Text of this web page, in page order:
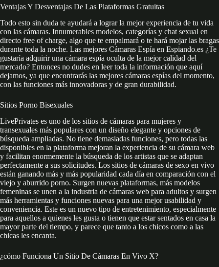
Ventajas Y Desventajas De Las Plataformas Gratuitas
Todo esto sin duda te ayudará a lograr la mejor experiencia de tu vida
con las cámaras. Innumerables modelos, categorías y chat sexual en
directo free of charge, algo que te empalmará o te hará mojar las bragas
durante toda la noche. Las mejores Cámaras Espía en Espiando.es ¿Te
gustaría adquirir una cámara espía oculta de la mejor calidad del
mercado? Entonces no dudes en leer toda la información que aquí
dejamos, ya que encontrarás las mejores cámaras espías del momento,
con las funciones más innovadoras y de gran durabilidad.
Sitios Porno Bisexuales
LivePrivates es uno de los sitios de cámaras para mujeres y
transexuales más populares con un diseño elegante y opciones de
búsqueda ampliadas. No tiene demasiadas funciones, pero todas las
disponibles en la plataforma mejoran la experiencia de su cámara web
y facilitan enormemente la búsqueda de los artistas que se adaptan
perfectamente a sus solicitudes. Los sitios de cámaras de sexo en vivo
están ganando más y más popularidad cada día en comparación con el
viejo y aburrido porno. Surgen nuevas plataformas, más modelos
femeninas se unen a la industria de cámaras web para adultos y surgen
más herramientas y funciones nuevas para una mejor usabilidad y
conveniencia. Este es un nuevo tipo de entretenimiento, especialmente
para aquellos a quienes les gusta o tienen que estar sentados en casa la
mayor parte del tiempo, y parece que tanto a los chicos como a las
chicas les encanta.
¿cómo Funciona Un Sitio De Cámaras En Vivo X?